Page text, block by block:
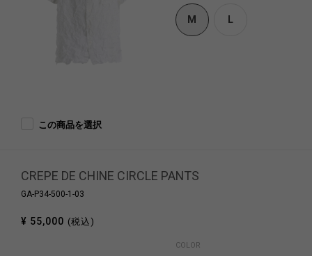
この商品を選択
M L
CREPE DE CHINE CIRCLE PANTS
GA-P34-500-1-03
¥ 55,000 (税込)
COLOR